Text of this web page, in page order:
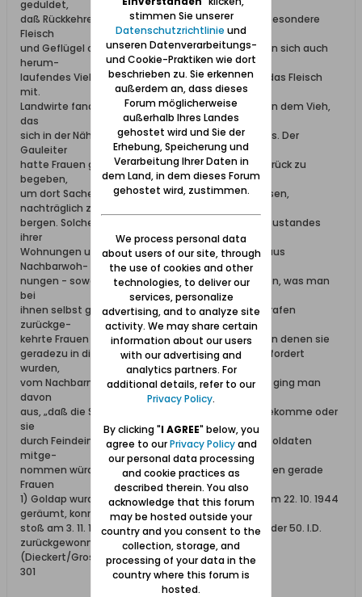
geduldet,
daß Rückkehrer und Auswärtige Lebensmittel, insbesondere
Fleisch
und Geflügel ohne Marken aufkauften. Sie eigneten sich auch
herum-
laufendes Vieh an, schlachteten es und nahmen das Fleisch
mit.
Landwirte fanden ihre Ställe leer und hielten sich an dem Vieh,
das
sich in der Nähe ihrer Gehöfte herumtrieb, schadlos. Der
Gauleiter
hatte Frauen gestattet, sich in ihren Heimatort zurück zu
begeben,
um dort Sachen, die sie hatten zurücklassen müssen,
nachträglich zu
bergen. Solche Frauen wurden Augenzeugen des Zustandes
ihrer
Wohnungen und haben sich in zahlreichen Fällen aus
Nachbarwoh-
nungen - soweit noch vorhanden - das genommen, was man
bei
ihnen selbst geplündert hatte. In anderen Fällen trafen
zurückge-
kehrte Frauen in ihren Wohnungen Soldaten an, von denen sie
geradezu in die Nachbarhäuser geführt und aufgefordert
wurden,
vom Nachbarn das Notwendige zu nehmen. Dabei ging man
davon
aus, „daß die Sachen sonst entweder der Russe bekomme oder
sie
durch Feindeinwirkung zerstört oder von anderen Soldaten
mitge-
nommen würden.“ Solchen Aufforderungen leisteten gerade
Frauen
1) Goldap wurde nach heftigen Straßenkämpfen am 22. 10. 1944
geräumt, konnte jedoch im Gegen-
stoß am 3. 11. 1944 durch Soldaten der 5. Pz.D. und der 50. I.D.
zurückgewonnen werden
(Dieckert/Grossmann, 1978, S. 69 ff.).
301
stimmen Sie unserer
Datenschutzrichtlinie und
unseren Datenverarbeitungs-
und Cookie-Praktiken wie dort
beschrieben zu. Sie erkennen
außerdem an, dass dieses
Forum möglicherweise
außerhalb Ihres Landes
gehostet wird und Sie der
Erhebung, Speicherung und
Verarbeitung Ihrer Daten in
dem Land, in dem dieses Forum
gehostet wird, zustimmen.
We process personal data
about users of our site, through
the use of cookies and other
technologies, to deliver our
services, personalize
advertising, and to analyze site
activity. We may share certain
information about our users
with our advertising and
analytics partners. For
additional details, refer to our
Privacy Policy.
By clicking "I AGREE" below, you
agree to ourPrivacy Policyand
our personal data processing
and cookie practices as
described therein. You also
acknowledge that this forum
may be hosted outside your
country and you consent to the
collection, storage, and
processing of your data in the
country where this forum is
hosted.